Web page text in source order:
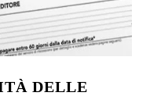
DELLE